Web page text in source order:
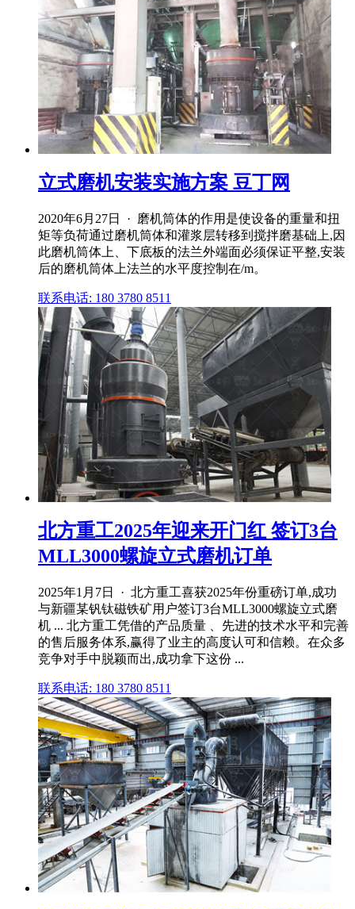
立式磨机安装实施方案 豆丁网
2020年6月27日 · 磨机筒体的作用是使设备的重量和扭
矩等负荷通过磨机筒体和灌浆层转移到搅拌磨基础上,因
此磨机筒体上、下底板的法兰外端面必须保证平整,安装
后的磨机筒体上法兰的水平度控制在/m。
联系电话: 180 3780 8511
北方重工2025年迎来开门红 签订3台
MLL3000螺旋立式磨机订单
2025年1月7日 · 北方重工喜获2025年份重磅订单,成功
与新疆某钒钛磁铁矿用户签订3台MLL3000螺旋立式磨
机 ... 北方重工凭借的产品质量 、先进的技术水平和完善
的售后服务体系,赢得了业主的高度认可和信赖。在众多
竞争对手中脱颖而出,成功拿下这份 ...
联系电话: 180 3780 8511